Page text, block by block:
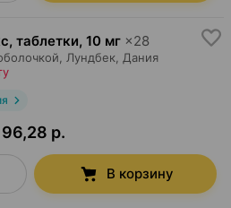
таблетки, 10 мг ×28
Лундбек , Дания
р.
В корзину